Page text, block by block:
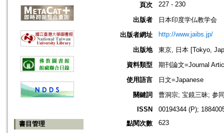
書目管理
頁次 227 - 230
出版者
日本印度学仏教学会
出版者網址
http://www.jaibs.jp/
出版地
東京, 日本 [Tokyo,
資料類型
期刊論文=Journal
使用語言
日文=Japanese
關鍵詞
曹洞宗; 宝鏡三昧; 参
ISSN
00194344 (P);
點閱次數
623